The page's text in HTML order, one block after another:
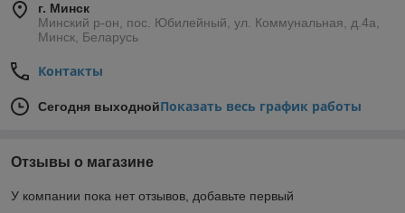
г. Минск
Минский р-он, пос. Юбилейный, ул. Коммунальная, д.4а,
Минск, Беларусь
Контакты
Сегодня выходнойПоказать весь график работы
Отзывы о магазине
У компании пока нет отзывов, добавьте первый